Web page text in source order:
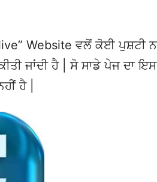
Website ਵਲੋਂ ਕੋਈ ਪੁਸ਼ਟੀ
ਜਾਂਦੀ ਹੈ | ਸੋ ਸਾਡੇ ਪੇਜ ਦਾ
ਹੈ |